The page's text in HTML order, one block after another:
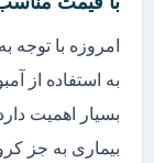
امروزه با توجه
به استفاده از
بسیار اهمیت
بیماری به جز